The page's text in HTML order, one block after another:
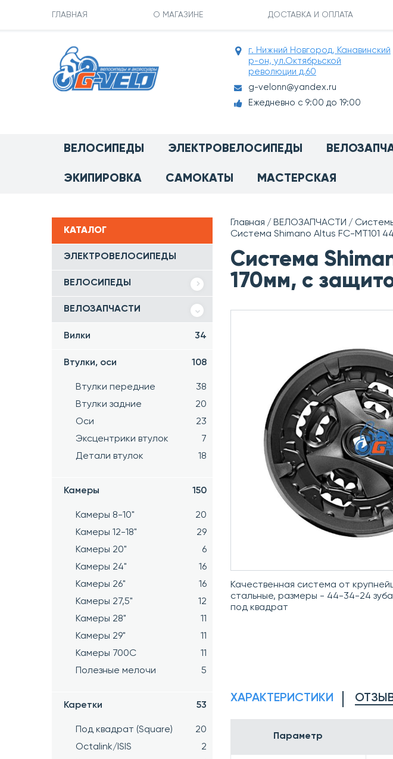
ГЛАВНАЯ О МАГАЗИНЕ ДОСТАВКА И ОПЛАТА
г. Нижний Новгород, Канавинский
р-он, ул.Октябрьской
революции д.60
g-velonn@yandex.ru
Ежедневно с 9:00 до 19:00
ВЕЛОСИПЕДЫ ЭЛЕКТРОВЕЛОСИПЕДЫ
ЭКИПИРОВКА САМОКАТЫ МАСТЕРСКАЯ
КАТАЛОГ
ЭЛЕКТРОВЕЛОСИПЕДЫ
ВЕЛОСИПЕДЫ
ВЕЛОЗАПЧАСТИ
Вилки 34
Втулки, оси 108
Втулки передние
38
Втулки задние
20
Оси
23
Эксцентрики втулок
7
Детали втулок
18
Камеры 150
Камеры 8-10"
20
Камеры 12-18"
29
Камеры 20"
6
Камеры 24"
16
Камеры 26"
16
Камеры 27,5"
12
Камеры 28"
11
Камеры 29"
11
Камеры 700C
11
Полезные мелочи
5
Каретки 53
Под квадрат (Square)
20
Octalink/ISIS
2
Главная ВЕЛОЗАПЧАСТИ
Система Shimano Altus FC-MT101
Система
170мм, с
Качественная система от
стальные, размеры - 44-34-24
под квадрат
ХАРАКТЕРИСТИКИ
Параметр